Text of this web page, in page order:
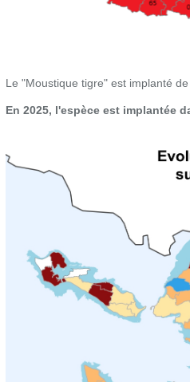
Le "Moustique tigre" est implanté
En 2025, l'espèce est implantée